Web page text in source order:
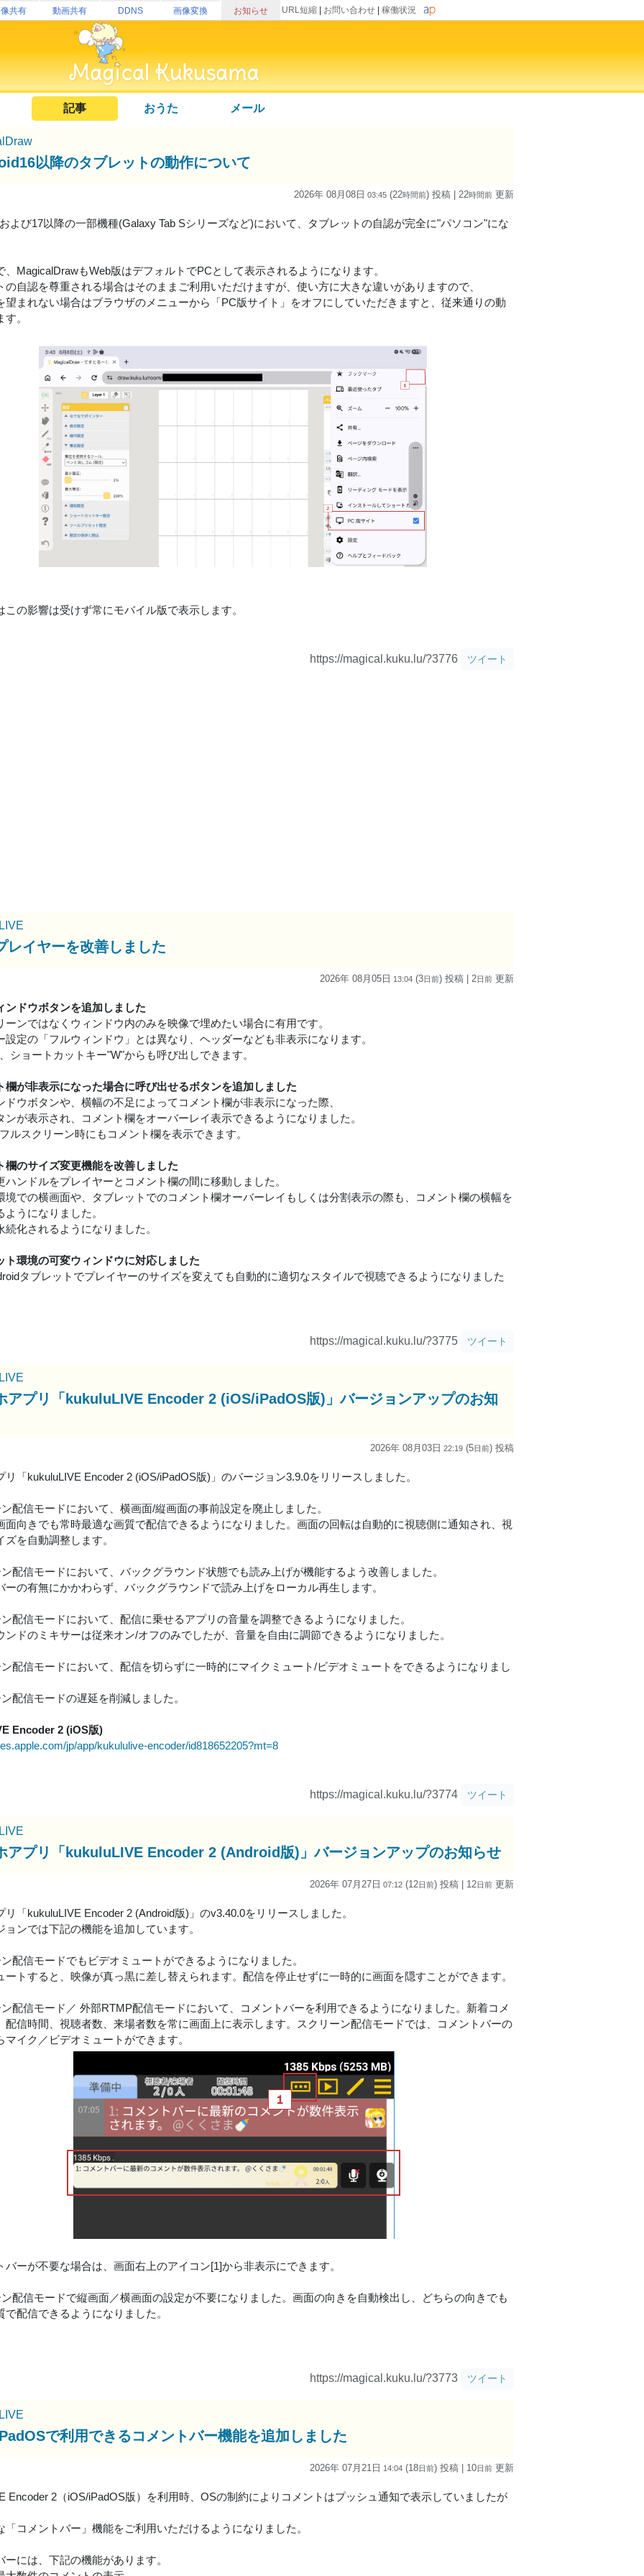
共有 動画共有 DDNS 画像変換 お知らせ URL短縮 お問い合わせ 稼働状況
記事 おうた メール
以降のタブレットの動作について
2026年 08月08日 03:45 (22時間前) 投稿 | 22時間前 更新
よび17以降の一部機種(Galaxy Tab Sシリーズなど)において、タブレットの自認が完全に"パソコン"にな
、MagicalDrawもWeb版はデフォルトでPCとして表示されるようになります。
の自認を尊重される場合はそのままご利用いただけますが、使い方に大きな違いがありますので、
望まれない場合はブラウザのメニューから「PC版サイト」をオフにしていただきますと、従来通りの動
。
この影響は受けず常にモバイル版で表示します。
https://magical.kuku.lu/?3776 ツイート
レイヤーを改善しました
2026年 08月05日 13:04 (3日前) 投稿 | 2日前 更新
ンドウボタンを追加しました
ーンではなくウィンドウ内のみを映像で埋めたい場合に有用です。
設定の「フルウィンドウ」とは異なり、ヘッダーなども非表示になります。
ショートカットキー"W"からも呼び出しできます。
欄が非表示になった場合に呼び出せるボタンを追加しました
ドウボタンや、横幅の不足によってコメント欄が非表示になった際、
ンが表示され、コメント欄をオーバーレイ表示できるようになりました。
ルスクリーン時にもコメント欄を表示できます。
欄のサイズ変更機能を改善しました
ハンドルをプレイヤーとコメント欄の間に移動しました。
境での横画面や、タブレットでのコメント欄オーバーレイもしくは分割表示の際も、コメント欄の横幅を
ようになりました。
続化されるようになりました。
ト環境の可変ウィンドウに対応しました
タブレットでプレイヤーのサイズを変えても自動的に適切なスタイルで視聴できるようになりました
https://magical.kuku.lu/?3775 ツイート
アプリ「kukuluLIVE Encoder 2 (iOS/iPadOS版)」バージョンアップのお知
2026年 08月03日 22:19 (5日前) 投稿
リ「kukuluLIVE Encoder 2 (iOS/iPadOS版)」のバージョン3.9.0をリリースしました。
配信モードにおいて、横画面/縦画面の事前設定を廃止しました。
面向きでも常時最適な画質で配信できるようになりました。画面の回転は自動的に視聴側に通知され、視
ズを自動調整します。
配信モードにおいて、バックグラウンド状態でも読み上げが機能するよう改善しました。
ーの有無にかかわらず、バックグラウンドで読み上げをローカル再生します。
配信モードにおいて、配信に乗せるアプリの音量を調整できるようになりました。
ンドのミキサーは従来オン/オフのみでしたが、音量を自由に調節できるようになりました。
配信モードにおいて、配信を切らずに一時的にマイクミュート/ビデオミュートをできるようになりまし
配信モードの遅延を削減しました。
Encoder 2 (iOS版)
jp/app/kukululive-encoder/id818652205?mt=8
https://magical.kuku.lu/?3774 ツイート
アプリ「kukuluLIVE Encoder 2 (Android版)」バージョンアップのお知らせ
2026年 07月27日 07:12 (12日前) 投稿 | 12日前 更新
リ「kukuluLIVE Encoder 2 (Android版)」のv3.40.0をリリースしました。
ョンでは下記の機能を追加しています。
配信モードでもビデオミュートができるようになりました。
ートすると、映像が真っ黒に差し替えられます。配信を停止せずに一時的に画面を隠すことができます。
配信モード／ 外部RTMP配信モードにおいて、コメントバーを利用できるようになりました。新着コメ
配信時間、視聴者数、来場者数を常に画面上に表示します。スクリーン配信モードでは、コメントバーの
マイク／ビデオミュートができます。
ーが不要な場合は、画面右上のアイコン[1]から非表示にできます。
配信モードで縦画面／横画面の設定が不要になりました。画面の向きを自動検出し、どちらの向きでも
で配信できるようになりました。
https://magical.kuku.lu/?3773 ツイート
で利用できるコメントバー機能を追加しました
2026年 07月21日 14:04 (18日前) 投稿 | 10日前 更新
Encoder 2（iOS/iPadOS版）を利用時、OSの制約によりコメントはプッシュ通知で表示していましたが
「コメントバー」機能をご利用いただけるようになりました。
ーには、下記の機能があります。